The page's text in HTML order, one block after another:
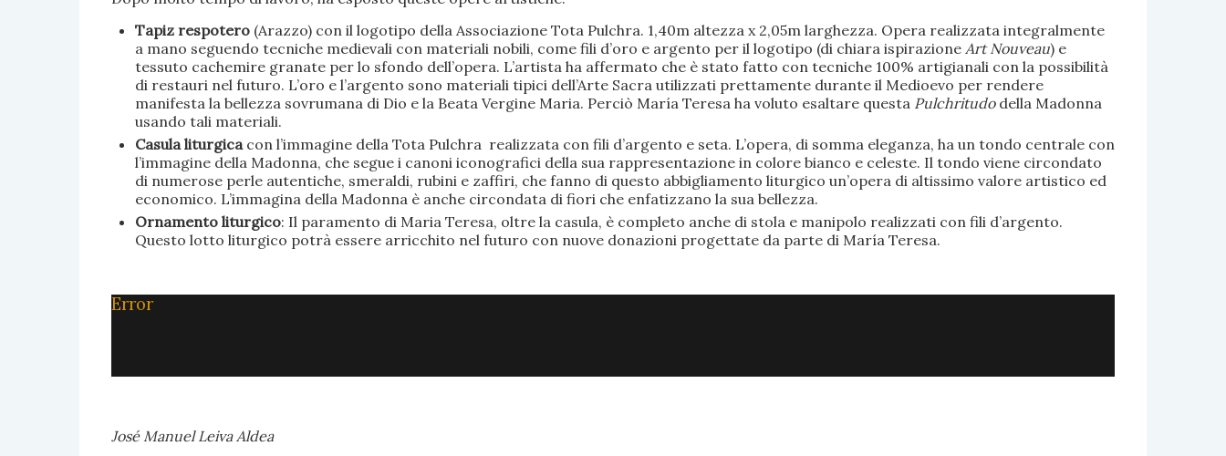
Tapiz respotero(Arazzo) con il logotipo della Associazione Tota Pulchra. 1,40m altezza x 2,05m larghezza. Opera realizzata integralmente
a mano seguendo tecniche medievali con materiali nobili, come fili d’oro e argento per il logotipo (di chiara ispirazione Art Nouveau) e
tessuto cachemire granate per lo sfondo dell’opera. L’artista ha affermato che è stato fatto con tecniche 100% artigianali con la possibilità
di restauri nel futuro. L’oro e l’argento sono materiali tipici dell’Arte Sacra utilizzati prettamente durante il Medioevo per rendere
manifesta la bellezza sovrumana di Dio e la Beata Vergine Maria. Perciò María Teresa ha voluto esaltare questa Pulchritudo della Madonna
usando tali materiali.
Casula liturgica con l’immagine della Tota Pulchra realizzata con fili d’argento e seta. L’opera, di somma eleganza, ha un tondo centrale con
l’immagine della Madonna, che segue i canoni iconografici della sua rappresentazione in colore bianco e celeste. Il tondo viene circondato
di numerose perle autentiche, smeraldi, rubini e zaffiri, che fanno di questo abbigliamento liturgico un’opera di altissimo valore artistico ed
economico. L’immagina della Madonna è anche circondata di fiori che enfatizzano la sua bellezza.
Ornamento liturgico: Il paramento di Maria Teresa, oltre la casula, è completo anche di stola e manipolo realizzati con fili d’argento.
Questo lotto liturgico potrà essere arricchito nel futuro con nuove donazioni progettate da parte di María Teresa.
Error
José Manuel Leiva Aldea